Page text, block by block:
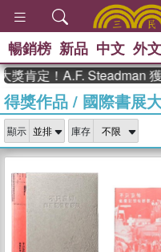
暢銷榜 新品 中文 外文
A.F. Steadman 獲年度
得獎作品 / 國際書展
顯示 庫存